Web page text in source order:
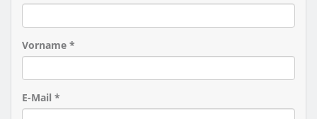
Vorname *
E-Mail *